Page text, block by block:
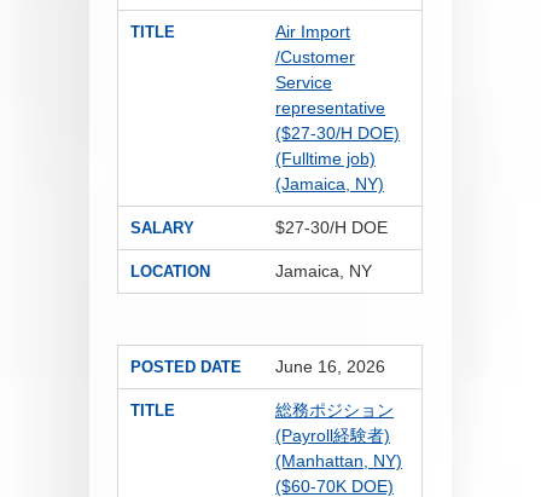
TITLE
Air Import
/Customer
Service
representative
($27-30/H DOE)
(Fulltime job)
(Jamaica, NY)
SALARY $27-30/H DOE
LOCATION Jamaica, NY
POSTED DATE June 16, 2026
TITLE
総務ポジション
(Payroll経験者)
(Manhattan, NY)
($60-70K DOE)